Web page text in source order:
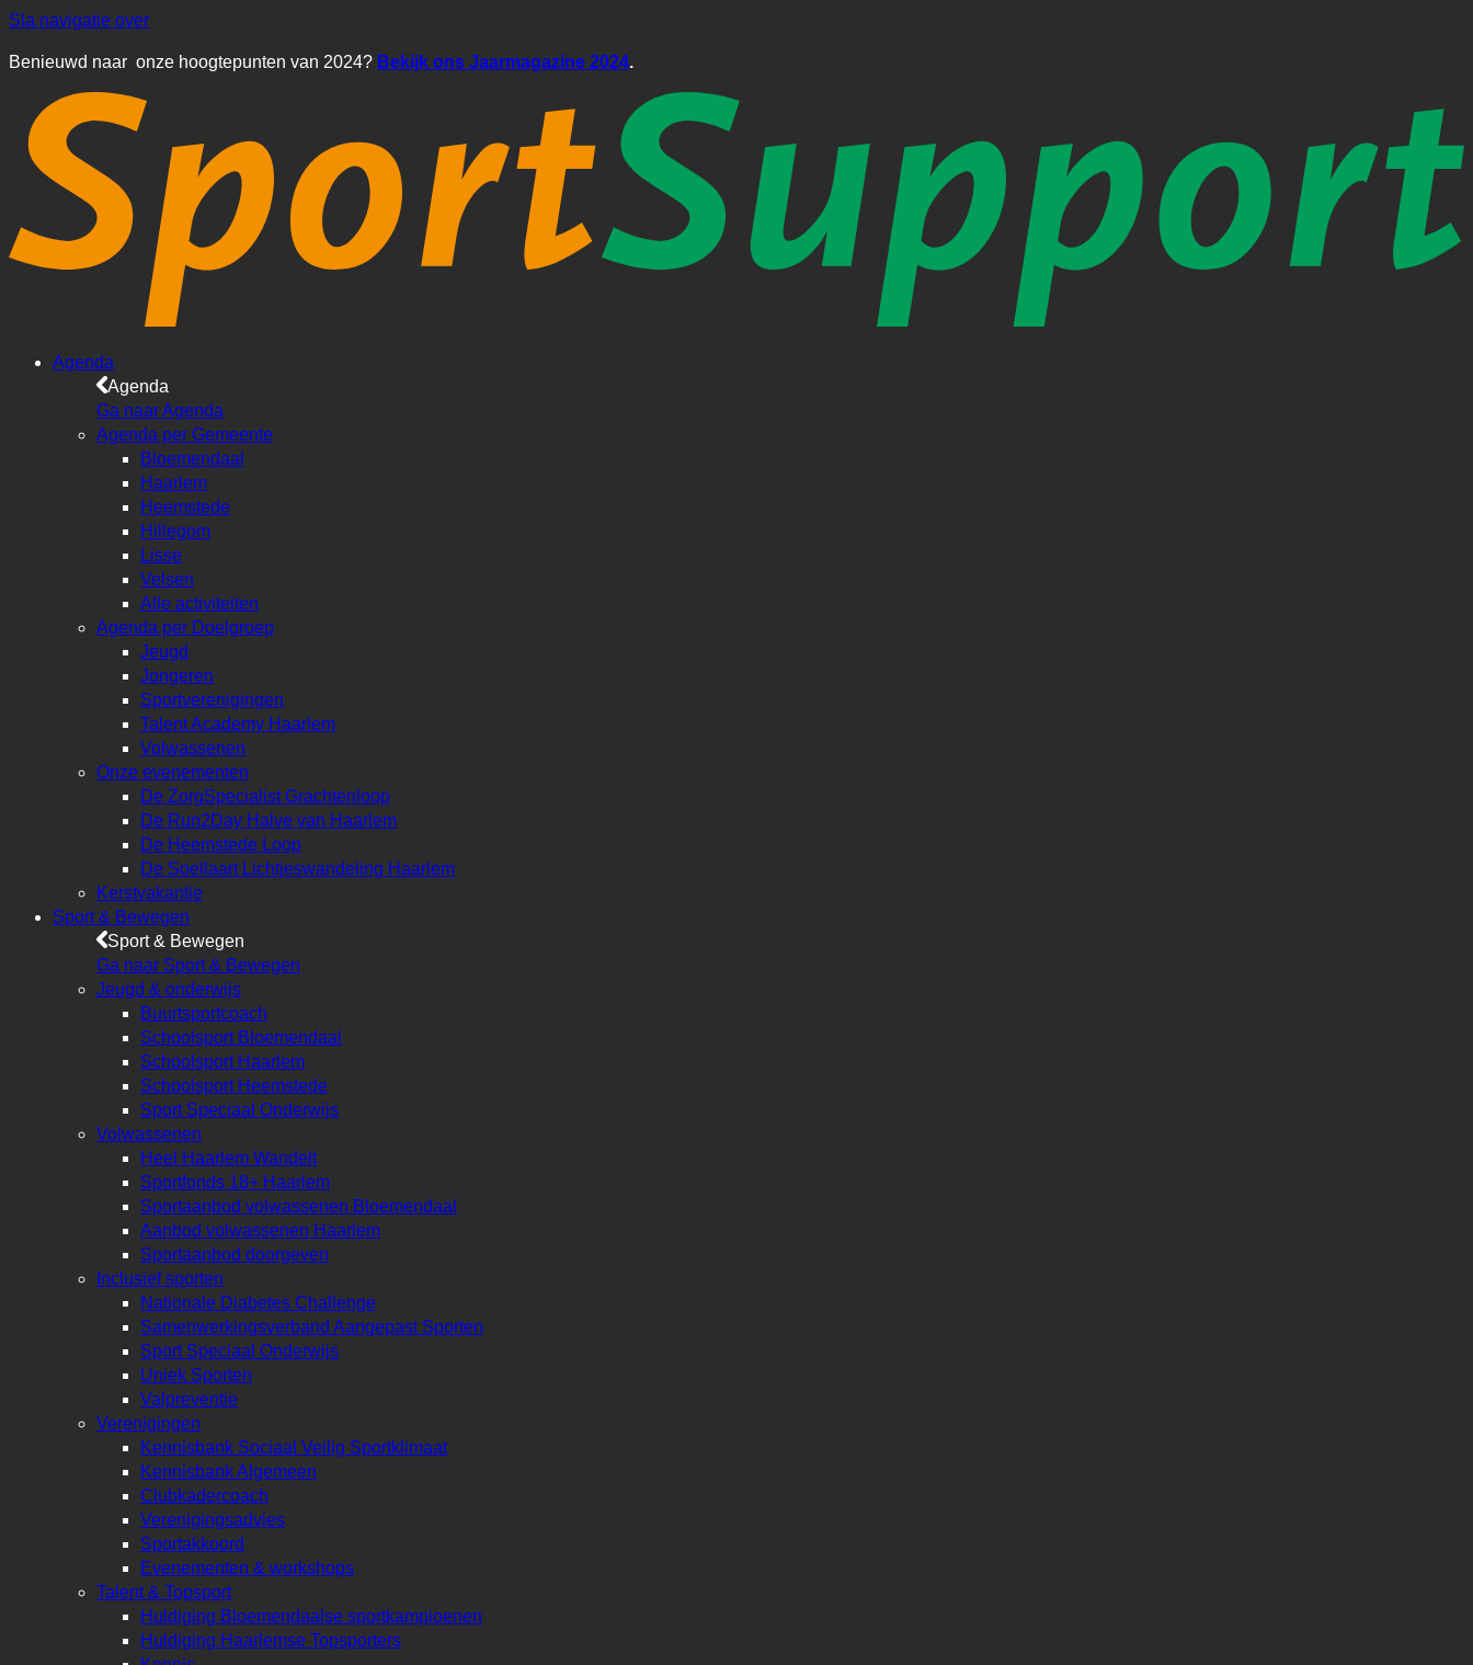
Sla navigatie over
Benieuwd naar onze hoogtepunten van 2024? Bekijk ons Jaarmagazine 2024.
Agenda
Agenda
Ga naar Agenda
Agenda per Gemeente
Bloemendaal
Haarlem
Heemstede
Hillegom
Lisse
Velsen
Alle activiteiten
Agenda per Doelgroep
Jeugd
Jongeren
Sportverenigingen
Talent Academy Haarlem
Volwassenen
Onze evenementen
De ZorgSpecialist Grachtenloop
De Run2Day Halve van Haarlem
De Heemstede Loop
De Soellaart Lichtjeswandeling Haarlem
Kerstvakantie
Sport & Bewegen
Sport & Bewegen
Ga naar Sport & Bewegen
Jeugd & onderwijs
Buurtsportcoach
Schoolsport Bloemendaal
Schoolsport Haarlem
Schoolsport Heemstede
Sport Speciaal Onderwijs
Volwassenen
Heel Haarlem Wandelt
Sportfonds 18+ Haarlem
Sportaanbod volwassenen Bloemendaal
Aanbod volwassenen Haarlem
Sportaanbod doorgeven
Inclusief sporten
Nationale Diabetes Challenge
Samenwerkingsverband Aangepast Sporten
Sport Speciaal Onderwijs
Uniek Sporten
Valpreventie
Verenigingen
Kennisbank Sociaal Veilig Sportklimaat
Kennisbank Algemeen
Clubkadercoach
Verenigingsadvies
Sportakkoord
Evenementen & workshops
Talent & Topsport
Huldiging Bloemendaalse sportkampioenen
Huldiging Haarlemse Topsporters